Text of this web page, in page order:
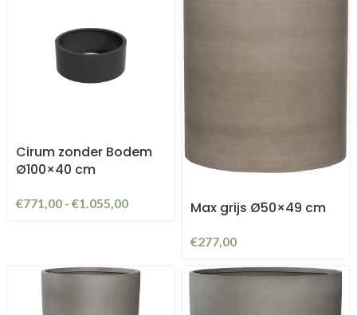
Cirum zonder Bodem
Ø100×40 cm
€771,00 - €1.055,00 Max grijs Ø50×49 cm
€277,00